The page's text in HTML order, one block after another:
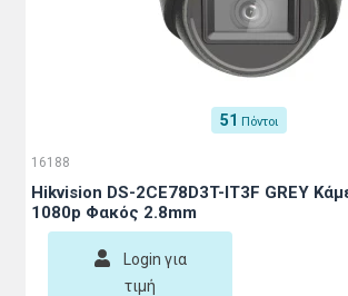
51 Πόντοι
16188
Hikvision DS-2CE78D3T-IT3F GREY
1080p Φακός 2.8mm
Login για
τιμή